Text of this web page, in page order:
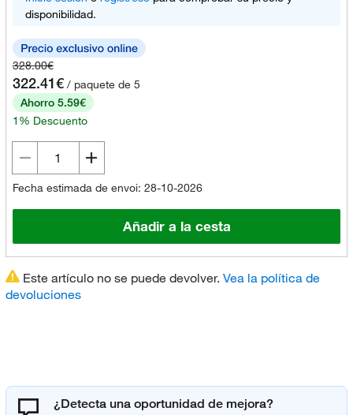
disponibilidad.
328.00€
322.41€ / paquete de 5
Ahorro 5.59€
1% Descuento
Fecha estimada de envoi: 28-10-2026
Añadir a la cesta
Este artículo no se puede devolver. Vea la política de
devoluciones
¿Detecta una oportunidad de mejora?